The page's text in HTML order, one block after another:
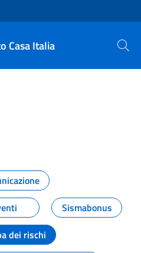
Casa Italia Cerca
pagina
Sismabonus
dei rischi